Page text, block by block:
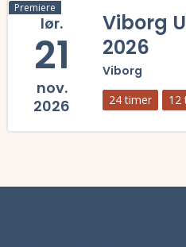
Premiere
lør.
21
nov.
2026
Viborg
2026
Viborg
24 timer 12